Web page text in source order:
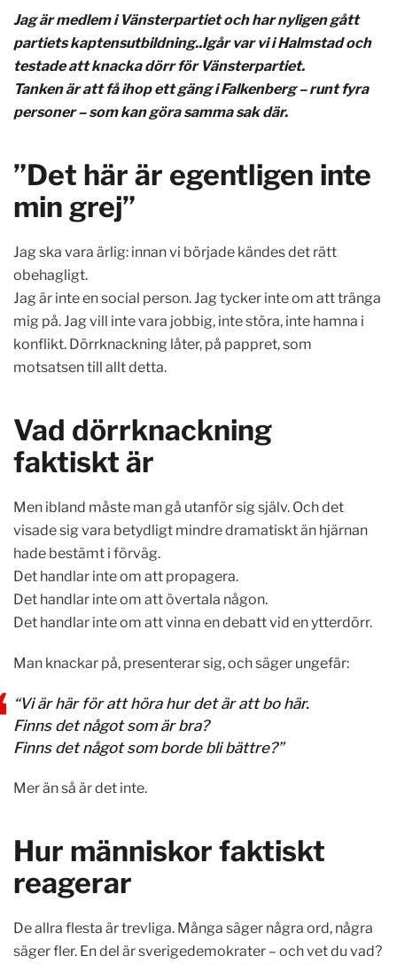
Jag är medlem i Vänsterpartiet och har nyligen gått
partiets kaptensutbildning..Igår var vi i Halmstad och
testade att knacka dörr för Vänsterpartiet.
Tanken är att få ihop ett gäng i Falkenberg – runt fyra
personer – som kan göra samma sak där.
”Det här är egentligen inte
min grej”
Jag ska vara ärlig: innan vi började kändes det rätt
obehagligt.
Jag är inte en social person. Jag tycker inte om att tränga
mig på. Jag vill inte vara jobbig, inte störa, inte hamna i
konflikt. Dörrknackning låter, på pappret, som
motsatsen till allt detta.
Vad dörrknackning
faktiskt är
Men ibland måste man gå utanför sig själv. Och det
visade sig vara betydligt mindre dramatiskt än hjärnan
hade bestämt i förväg.
Det handlar inte om att propagera.
Det handlar inte om att övertala någon.
Det handlar inte om att vinna en debatt vid en ytterdörr.
Man knackar på, presenterar sig, och säger ungefär:
“Vi är här för att höra hur det är att bo här.
Finns det något som är bra?
Finns det något som borde bli bättre?”
Mer än så är det inte.
Hur människor faktiskt
reagerar
De allra flesta är trevliga. Många säger några ord, några
säger fler. En del är sverigedemokrater – och vet du vad?